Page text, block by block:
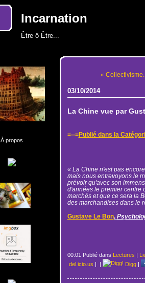
Incarnation
Être ô Être...
À propos
«
03/10/2014
La Chine vue par
=--=Publié dans la
« La Chine n'est pas
mais nous entrevoyons le
prévoir qu'avec son
d'années le premier centre
marchés et que ce sera la
des marchandises dans le
Gustave Le Bon,
00:01 Publié dans Lectures |
del.icio.us | | Digg|